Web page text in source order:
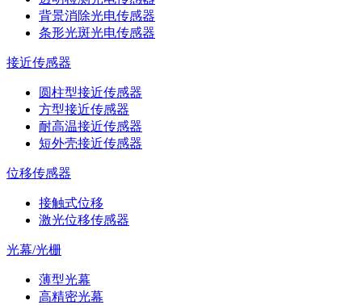
背景消除光电传感器
条形光斑光电传感器
接近传感器
圆柱型接近传感器
方型接近传感器
耐高温接近传感器
短外壳接近传感器
位移传感器
接触式位移
激光位移传感器
光幕/光栅
薄型光幕
高精密光幕